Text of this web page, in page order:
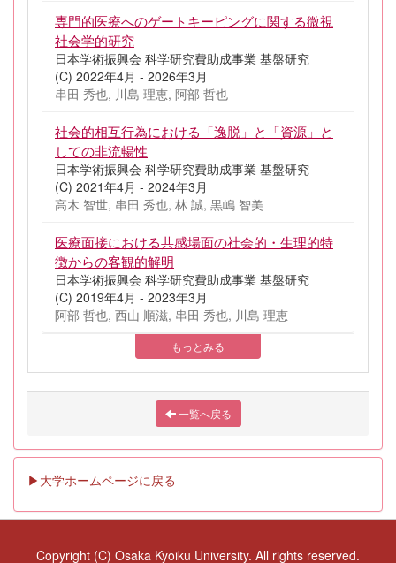
専門的医療へのゲートキーピングに関する微視
社会学的研究
日本学術振興会 科学研究費助成事業 基盤研究
(C) 2022年4月 - 2026年3月
串田 秀也, 川島 理恵, 阿部 哲也
社会的相互行為における「逸脱」と「資源」と
しての非流暢性
日本学術振興会 科学研究費助成事業 基盤研究
(C) 2021年4月 - 2024年3月
高木 智世, 串田 秀也, 林 誠, 黒嶋 智美
医療面接における共感場面の社会的・生理的特
徴からの客観的解明
日本学術振興会 科学研究費助成事業 基盤研究
(C) 2019年4月 - 2023年3月
阿部 哲也, 西山 順滋, 串田 秀也, 川島 理恵
もっとみる
一覧へ戻る
▶大学ホームページに戻る
Copyright (C) Osaka Kyoiku University. All rights reserved.